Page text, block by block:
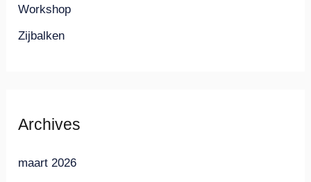
Workshop
Zijbalken
Archives
maart 2026